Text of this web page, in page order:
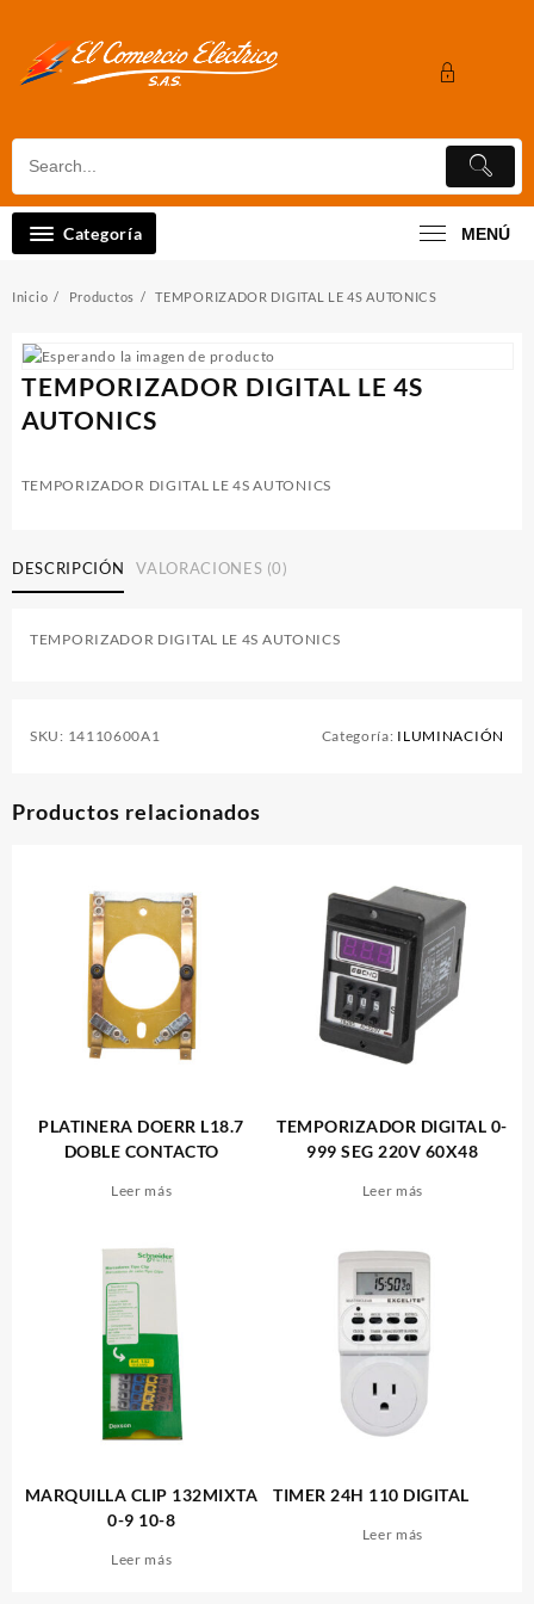
contenido
Categoría MENÚ
Inicio Productos TEMPORIZADOR DIGITAL LE 4S AUTONICS
TEMPORIZADOR DIGITAL LE 4S
AUTONICS
TEMPORIZADOR DIGITAL LE 4S AUTONICS
DESCRIPCIÓN VALORACIONES (0)
TEMPORIZADOR DIGITAL LE 4S AUTONICS
SKU: 14110600A1 Categoría: ILUMINACIÓN
Productos relacionados
PLATINERA DOERR L18.7
DOBLE CONTACTO
Leer más
TEMPORIZADOR DIGITAL 0-
999 SEG 220V 60X48
Leer más
MARQUILLA CLIP 132MIXTA
0-9 10-8
Leer más
TIMER 24H 110 DIGITAL
Leer más